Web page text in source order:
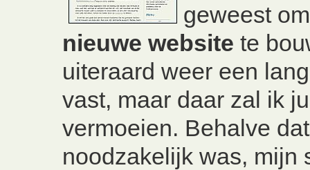
geweest
nieuwe website te
uiteraard weer een
vast, maar daar zal ik
vermoeien. Behalve
noodzakelijk was, mijn